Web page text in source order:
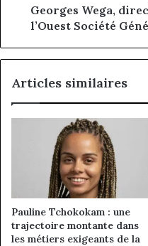
Georges Wega,
l’Ouest Société
Articles similaires
Pauline Tchokokam : une
trajectoire montante dans
les métiers exigeants de la